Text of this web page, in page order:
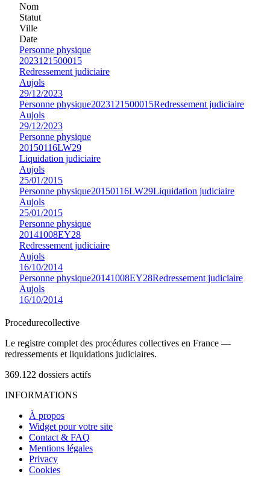
Nom
Statut
Ville
Date
Personne physique
2023121500015
Redressement judiciaire
Aujols
29/12/2023
Personne physique2023121500015Redressement judiciaire
Aujols
29/12/2023
Personne physique
20150116LW29
Liquidation judiciaire
Aujols
25/01/2015
Personne physique20150116LW29Liquidation judiciaire
Aujols
25/01/2015
Personne physique
20141008EY28
Redressement judiciaire
Aujols
16/10/2014
Personne physique20141008EY28Redressement judiciaire
Aujols
16/10/2014
Procedurecollective
Le registre complet des procédures collectives en France —
redressements et liquidations judiciaires.
369.122 dossiers actifs
INFORMATIONS
À propos
Widget pour votre site
Contact & FAQ
Mentions légales
Privacy
Cookies